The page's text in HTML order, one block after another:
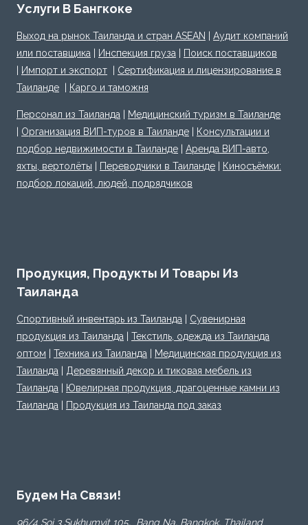
Услуги В Бангкоке
Выход на рынок Таиланда и стран ASEAN
Аудит компаний
или поставщика
Инспекция груза
Поиск поставщиков
Импорт и экспорт
Сертификация и лицензирование в
Таиланде
Карго и таможня
Персонал из Таиланда
Медицинский туризм в Таиланде
Организация ВИП-туров в Таиланде
Консультации и
подбор недвижимости в Таиланде
Аренда ВИП-авто,
яхты, вертолёты
Переводчики в Таиланде
Киносъёмки:
подбор локаций, людей, подрядчиков
Продукция, Продукты И Товары Из
Таиланда
Спортивный инвентарь из Таиланда
Сувенирная
продукция из Таиланда
Текстиль, одежда из Таиланда
оптом
Техника из Таиланда
Медицинская продукция из
Таиланда
Деревянный декор и тиковая мебель из
Таиланда
Ювелирная продукция, драгоценные камни из
Таиланда
Продукция из Таиланда под заказ
Будем На Связи!
96/4 Soi 3 Sukhumvit 105, Bang Na, Bangkok, Thailand